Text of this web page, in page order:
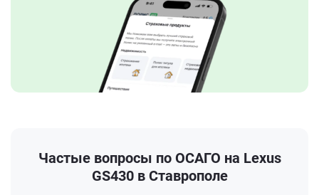
Частые вопросы по ОСАГО на Lexus
GS430 в Ставрополе